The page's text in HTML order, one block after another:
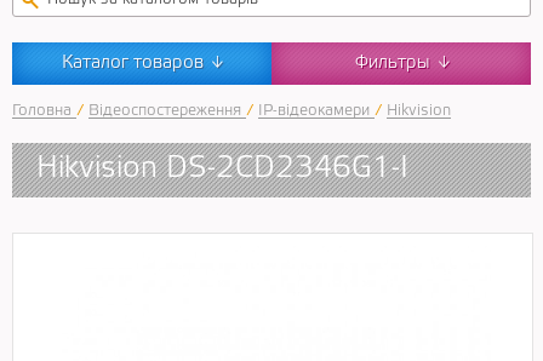
Каталог товаров ↓ Фильтры ↓
Головна / Відеоспостереження / IP-відеокамери / Hikvision
Hikvision DS-2CD2346G1-I